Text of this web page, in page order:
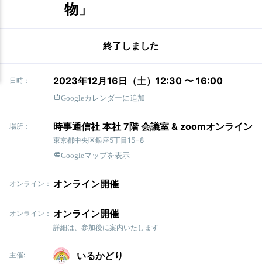
物」
終了しました
日時： 2023年12月16日（土）12:30 〜 16:00
Googleカレンダーに追加
場所： 時事通信社 本社 7階 会議室 & zoomオンライン
東京都中央区銀座5丁目15−8
Googleマップを表示
オンライン： オンライン開催
オンライン： オンライン開催
詳細は、参加後に案内いたします
主催: いるかどり